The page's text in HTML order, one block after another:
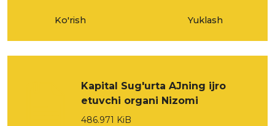
Ko'rish Yuklash
Kapital Sug'urta AJning ijro
etuvchi organi Nizomi
486.971 KiB